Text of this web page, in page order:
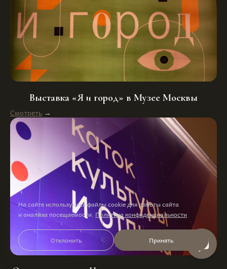
Выставка «Я и город» в Музее Москвы
Смотреть →
На сайте используются файлы cookie для работы сайта
и анализа посещаемости. Политика конфиденциальности
Отклонить Принять